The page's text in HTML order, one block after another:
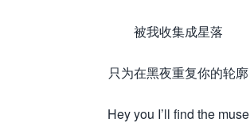
被我收集成星落
只为在黑夜重复你的轮廓
Hey you I’ll find the muse